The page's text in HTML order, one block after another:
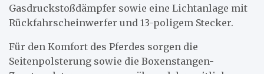
Gasdruckstoßdämpfer sowie eine Lichtanlage mit
Rückfahrscheinwerfer und 13-poligem Stecker.
Für den Komfort des Pferdes sorgen die
Seitenpolsterung sowie die Boxenstangen-